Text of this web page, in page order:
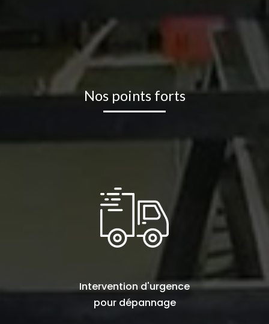
Nos points forts
Intervention d'urgence
pour dépannage